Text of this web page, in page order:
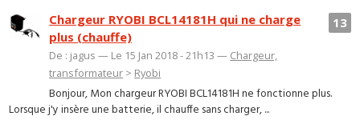
13
Chargeur RYOBI BCL14181H qui ne charge
plus (chauffe)
De : jagus — Le 15 Jan 2018 - 21h13 — Chargeur,
transformateur > Ryobi
Bonjour, Mon chargeur RYOBI BCL14181H ne fonctionne plus.
Lorsque j'y insère une batterie, il chauffe sans charger, ...